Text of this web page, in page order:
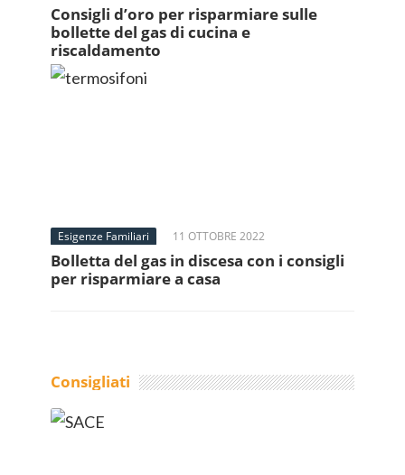
Consigli d’oro per risparmiare sulle
bollette del gas di cucina e
riscaldamento
Esigenze Familiari 11 OTTOBRE 2022
Bolletta del gas in discesa con i consigli
per risparmiare a casa
Consigliati